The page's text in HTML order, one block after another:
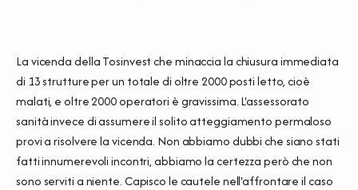
La vicenda della Tosinvest che minaccia la chiusura immediata
di 13 strutture per un totale di oltre 2000 posti letto, cioè
malati, e oltre 2000 operatori è gravissima. L'assessorato
sanità invece di assumere il solito atteggiamento permaloso
provi a risolvere la vicenda. Non abbiamo dubbi che siano stati
fatti innumerevoli incontri, abbiamo la certezza però che non
sono serviti a niente. Capisco le cautele nell'affrontare il caso